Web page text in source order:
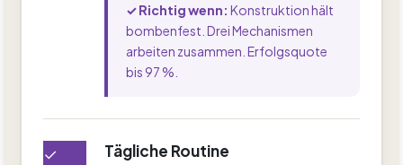
✓ Richtig wenn: Konstruktion hält
bombenfest. Drei Mechanismen
arbeiten zusammen. Erfolgsquote
bis 97 %.
✓ Tägliche Routine